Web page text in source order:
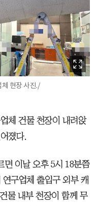
현장 사진./
체 건물 천장이 내려앉
졌다.
면 이날 오후 5시 18분쯤
구업체 출입구 외부 캐
물 내부 천장이 함께 무